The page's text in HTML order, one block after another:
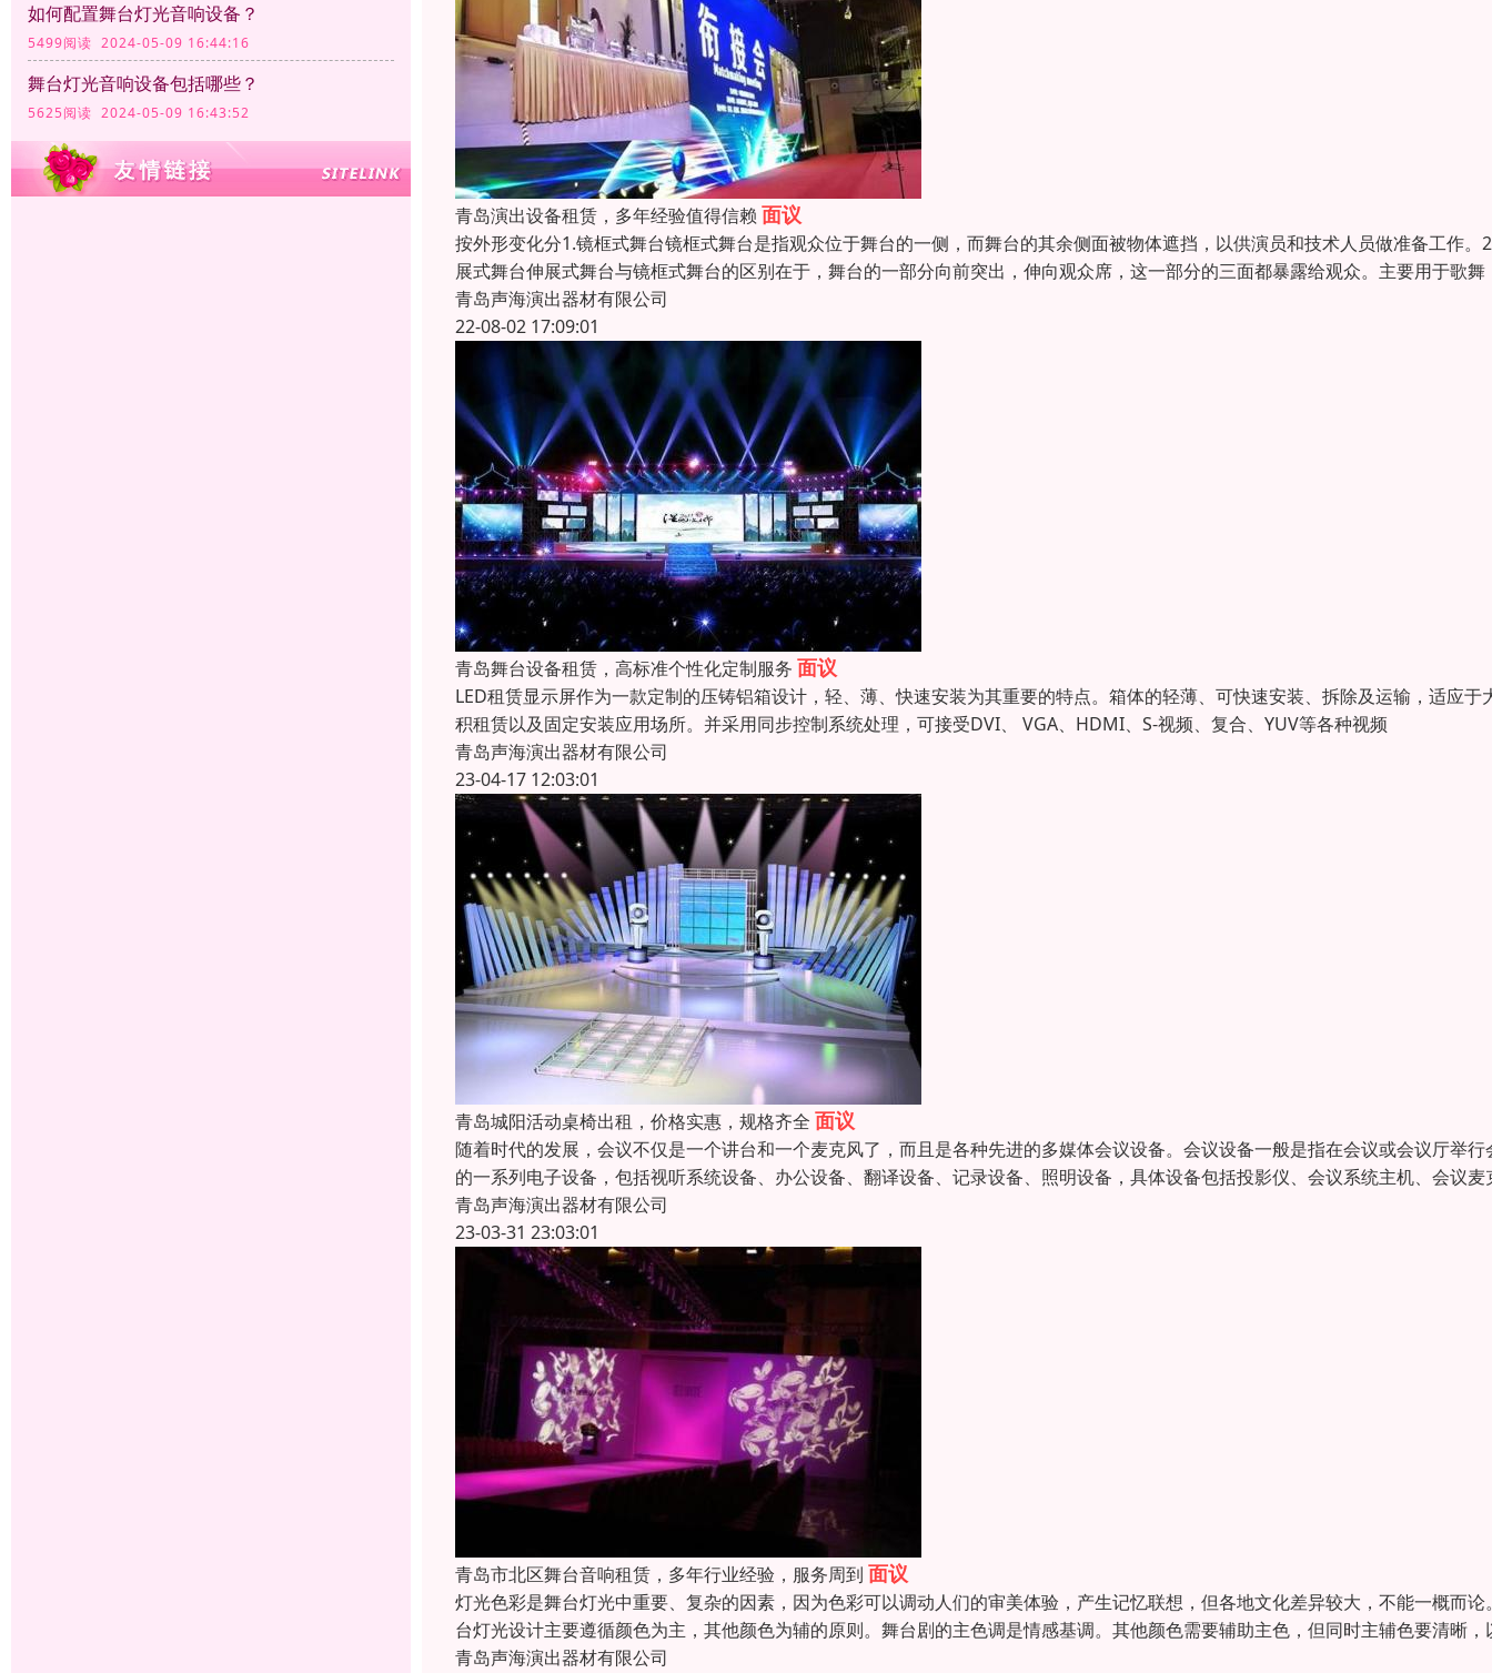
如何配置舞台灯光音响设备？
5499阅读 2024-05-09 16:44:16
舞台灯光音响设备包括哪些？
5625阅读 2024-05-09 16:43:52
青岛演出设备租赁，多年经验值得信赖 面议
按外形变化分1.镜框式舞台镜框式舞台是指观众位于舞台的一侧，而舞台的其余侧面被物体遮挡，以供演员和技术人员做准备工作。
展式舞台伸展式舞台与镜框式舞台的区别在于，舞台的一部分向前突出，伸向观众席，这一部分的三面都暴露给观众。主要用于歌舞
青岛声海演出器材有限公司
22-08-02 17:09:01
青岛舞台设备租赁，高标准个性化定制服务 面议
LED租赁显示屏作为一款定制的压铸铝箱设计，轻、薄、快速安装为其重要的特点。箱体的轻薄、可快速安装、拆除及运输，适应于
积租赁以及固定安装应用场所。并采用同步控制系统处理，可接受DVI、 VGA、HDMI、S-视频、复合、YUV等各种视频
青岛声海演出器材有限公司
23-04-17 12:03:01
青岛城阳活动桌椅出租，价格实惠，规格齐全 面议
随着时代的发展，会议不仅是一个讲台和一个麦克风了，而且是各种先进的多媒体会议设备。会议设备一般是指在会议或会议厅举行
的一系列电子设备，包括视听系统设备、办公设备、翻译设备、记录设备、照明设备，具体设备包括投影仪、会议系统主机、会议麦
青岛声海演出器材有限公司
23-03-31 23:03:01
青岛市北区舞台音响租赁，多年行业经验，服务周到 面议
灯光色彩是舞台灯光中重要、复杂的因素，因为色彩可以调动人们的审美体验，产生记忆联想，但各地文化差异较大，不能一概而论
台灯光设计主要遵循颜色为主，其他颜色为辅的原则。舞台剧的主色调是情感基调。其他颜色需要辅助主色，但同时主辅色要清晰，
青岛声海演出器材有限公司